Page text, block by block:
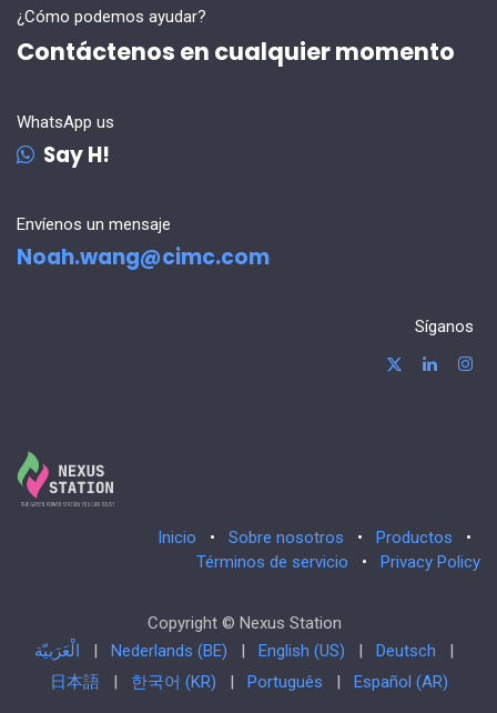
¿Cómo podemos ayudar?
Contáctenos en cualquier momento
WhatsApp us
Say H!
Envíenos un mensaje
Noah.wang@cimc.com
Síganos
Inicio • Sobre nosotros • Productos
•
Términos de servicio
• Privacy Policy
Copyright © Nexus Station
الْعَرَبيّة
| Nederlands (BE) | English (US) | Deutsch
|
日本語
| 한국어 (KR) | Português | Español (AR)